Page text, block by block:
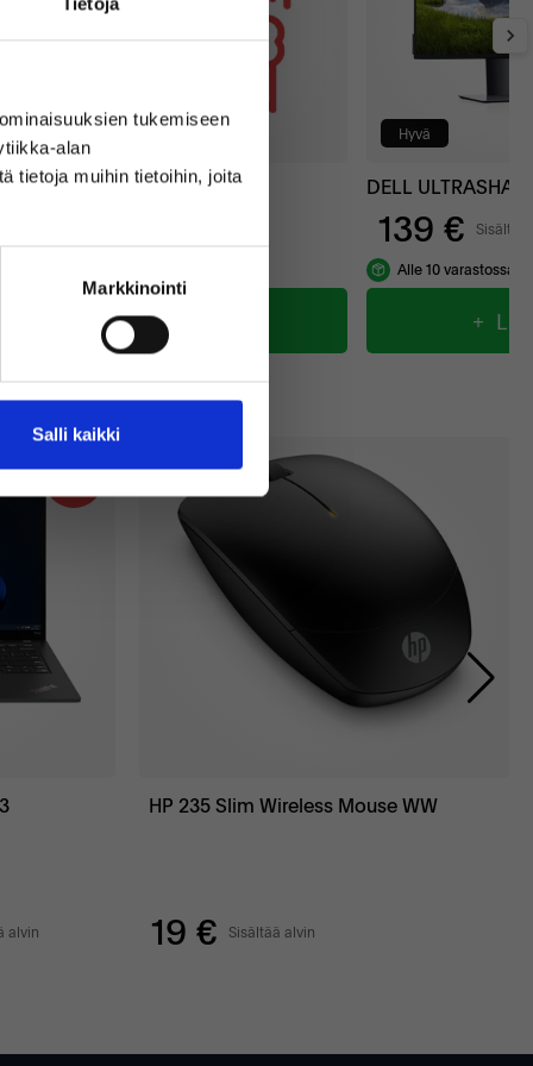
tukemiseen
alan
tietoja muihin tietoihin, joita
Markkinointi
Salli kaikki
Microsoft Windows 11 Professional Takuu 3 vuotta
+ Lisää
Hyvä
DELL
139 € Sisältää
Alle 10 varastossa
+
9%
alvin
HP 235 Slim Wireless Mouse WW
19 € Sisältää alvin